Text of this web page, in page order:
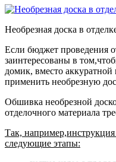
Необрезная доска в
Если бюджет проведения
заинтересованы в
домик, вместо
применить необрезную
Обшивка необрезной
отделочного материала
Так,
следующие этапы: